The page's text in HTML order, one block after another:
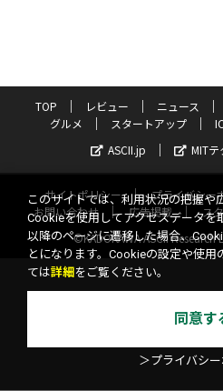
TOP レビュー ニュース
グルメ
スタートアップ
ASCII.jp
MIT
サイトポリシー プライバシー
お問い合わせ
広告掲載 ス
©KADOKAWA ASCII
このサイトでは、利用状況の把握や
Cookieを使用してアクセスデータを
以降のページに遷移した場合、
とになります。Cookieの設定や使
ては詳細 をご覧ください。
同意す
＞プライバシ